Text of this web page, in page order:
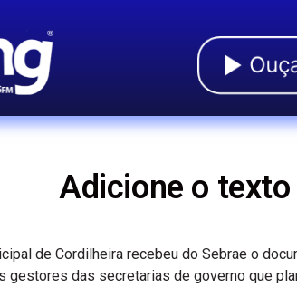
Adicione o
de Cordilheira recebeu do Sebrae o
gestores das secretarias de governo que